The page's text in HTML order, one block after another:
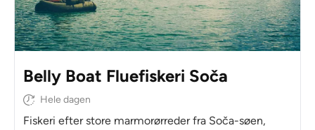
Belly Boat Fluefiskeri Soča
Hele dagen
Fiskeri efter store marmorørreder fra Soča-søen,